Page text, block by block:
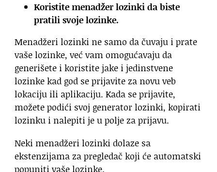
Koristite menadžer lozinki da biste
pratili svoje lozinke.
Menadžeri lozinki ne samo da čuvaju i prate
vaše lozinke, već vam omogućavaju da
generišete i koristite jake i jedinstvene
lozinke kad god se prijavite za novu veb
lokaciju ili aplikaciju. Kada se prijavite,
možete podići svoj generator lozinki, kopirati
lozinku i nalepiti je u polje za prijavu.
Neki menadžeri lozinki dolaze sa
ekstenzijama za pregledač koji će automatski
popuniti vaše lozinke.